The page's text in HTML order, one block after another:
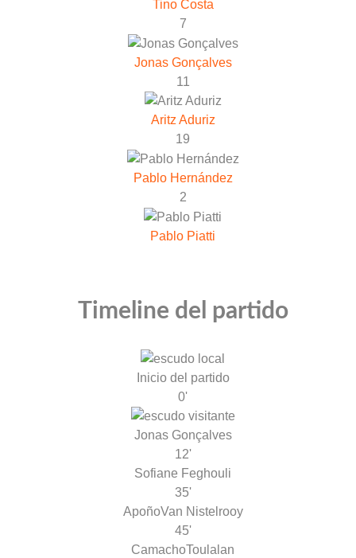
Tino Costa
7
Jonas Gonçalves
11
Aritz Aduriz
19
Pablo Hernández
2
Pablo Piatti
Timeline del partido
Inicio del partido
0'
Jonas Gonçalves
12'
Sofiane Feghouli
35'
ApoñoVan Nistelrooy
45'
CamachoToulalan